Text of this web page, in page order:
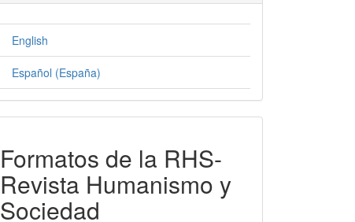
English
Español (España)
rhs
Formatos de la RHS-
Revista Humanismo y
Sociedad